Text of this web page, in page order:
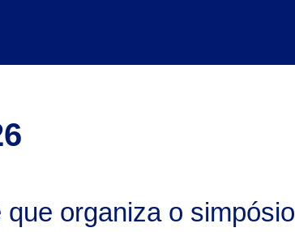
organiza o simpósio